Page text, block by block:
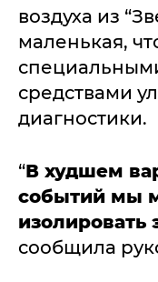
воздуха из
маленькая,
средствами
диагностики.
“В худшем
событий мы
изолировать
сообщила